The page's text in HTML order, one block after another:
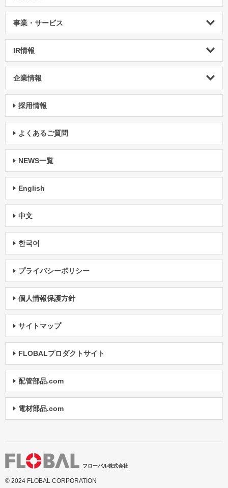
事業・サービス
IR情報
企業情報
採用情報
よくあるご質問
NEWS一覧
English
中文
한국어
プライバシーポリシー
個人情報保護方針
サイトマップ
FLOBALプロダクトサイト
配管部品.com
電材部品.com
フローバル株式会社
© 2024 FLOBAL CORPORATION